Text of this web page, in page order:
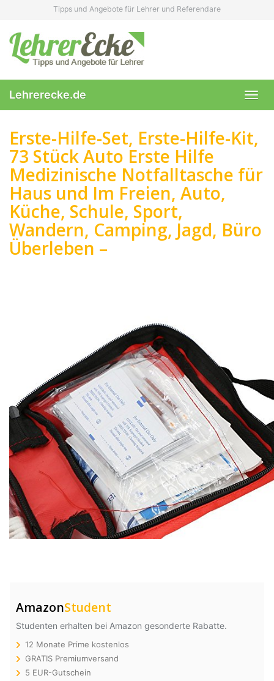
content
Tipps und Angebote für Lehrer und Referendare
Lehrerecke.de
Erste-Hilfe-Set, Erste-Hilfe-Kit,
73 Stück Auto Erste Hilfe
Medizinische Notfalltasche für
Haus und Im Freien, Auto,
Küche, Schule, Sport,
Wandern, Camping, Jagd, Büro
Überleben –
AmazonStudent
Studenten erhalten bei Amazon gesonderte Rabatte.
12 Monate Prime kostenlos
GRATIS Premiumversand
5 EUR-Gutschein